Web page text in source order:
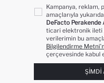
Kampanya, reklam,
amaçlarıyla
DeFacto
ticari elektronik ileti
verilerimin bu
Bilgilendirme
çerçevesinde kabul
ŞIMDI